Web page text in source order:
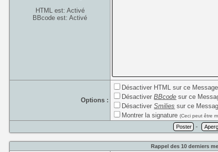
HTML est: Activé
BBcode est: Activé
Options :
Désactiver HTML sur ce Message
DésactiverBBcode sur ce
DésactiverSmilies sur ce
Montrer la signature(Ceci peut être
-
Rappel des 10 derniers